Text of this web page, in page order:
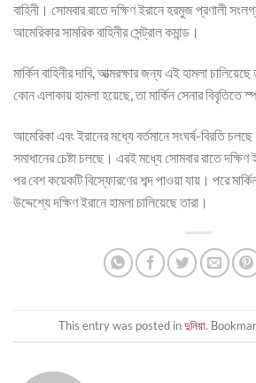
বাহিনী। সোমবার রাতে দক্ষিণ ইরানে হরমুজ প্রণালী
আমেরিকার সামরিক বাহিনীর সেন্ট্রাল কমান্ড।
মার্কিন বাহিনীর দাবি, আত্মরক্ষার জন্য এই হামলা
কোন এলাকায় হামলা হয়েছে, তা মার্কিন সেনার বিবৃতিতে
আমেরিকা এবং ইরানের মধ্যে বর্তমানে সংঘর্ষ-বিরতি
সমাধানের চেষ্টা চলছে। এরই মধ্যে সোমবার রাতে দক্ষিণ
পর বেশ কয়েকটি বিস্ফোরণের শব্দ পাওয়া যায়। পরে মার্কিন
উদ্দেশ্যে দক্ষিণ ইরানে হামলা চালিয়েছে তারা।
This entry was posted inদুনিয়া.